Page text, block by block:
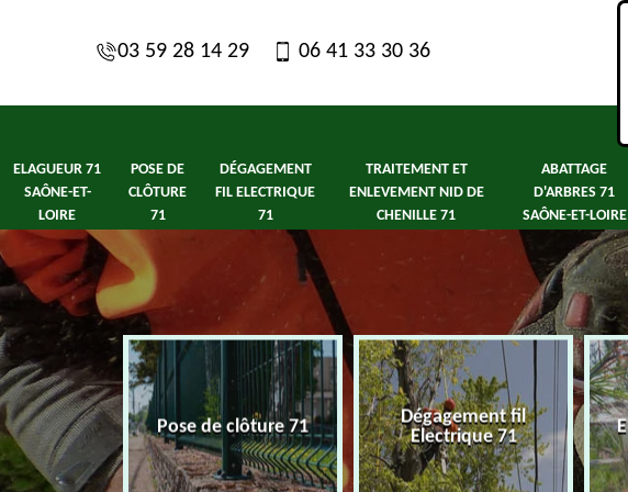
03 59 28 14 29 06 41 33 30 36
ELAGUEUR 71
SAÔNE-ET-
LOIRE
POSE DE
CLÔTURE
71
DÉGAGEMENT
FIL ELECTRIQUE
71
TRAITEMENT ET
ENLEVEMENT NID DE
CHENILLE 71
ABATTAGE
D'ARBRES 71
SAÔNE-ET-LOIRE
clôture 71
Dégagement fil
Electrique 71
Traitement et
Enlevement nid de
chenille 71